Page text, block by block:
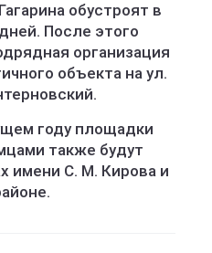
обустроят в
После этого
организация
объекта на ул.
году площадки
также будут
имени С. М. Кирова и